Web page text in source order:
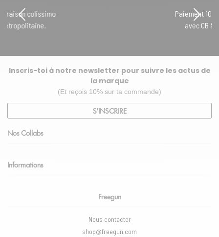
Inscris-toi à notre newsletter pour suivre les actus de
la marque
(Et reçois 10% sur ta commande)
S'INSCRIRE
Nos Collabs
Informations
Freegun
Nous contacter
shop@freegun.com